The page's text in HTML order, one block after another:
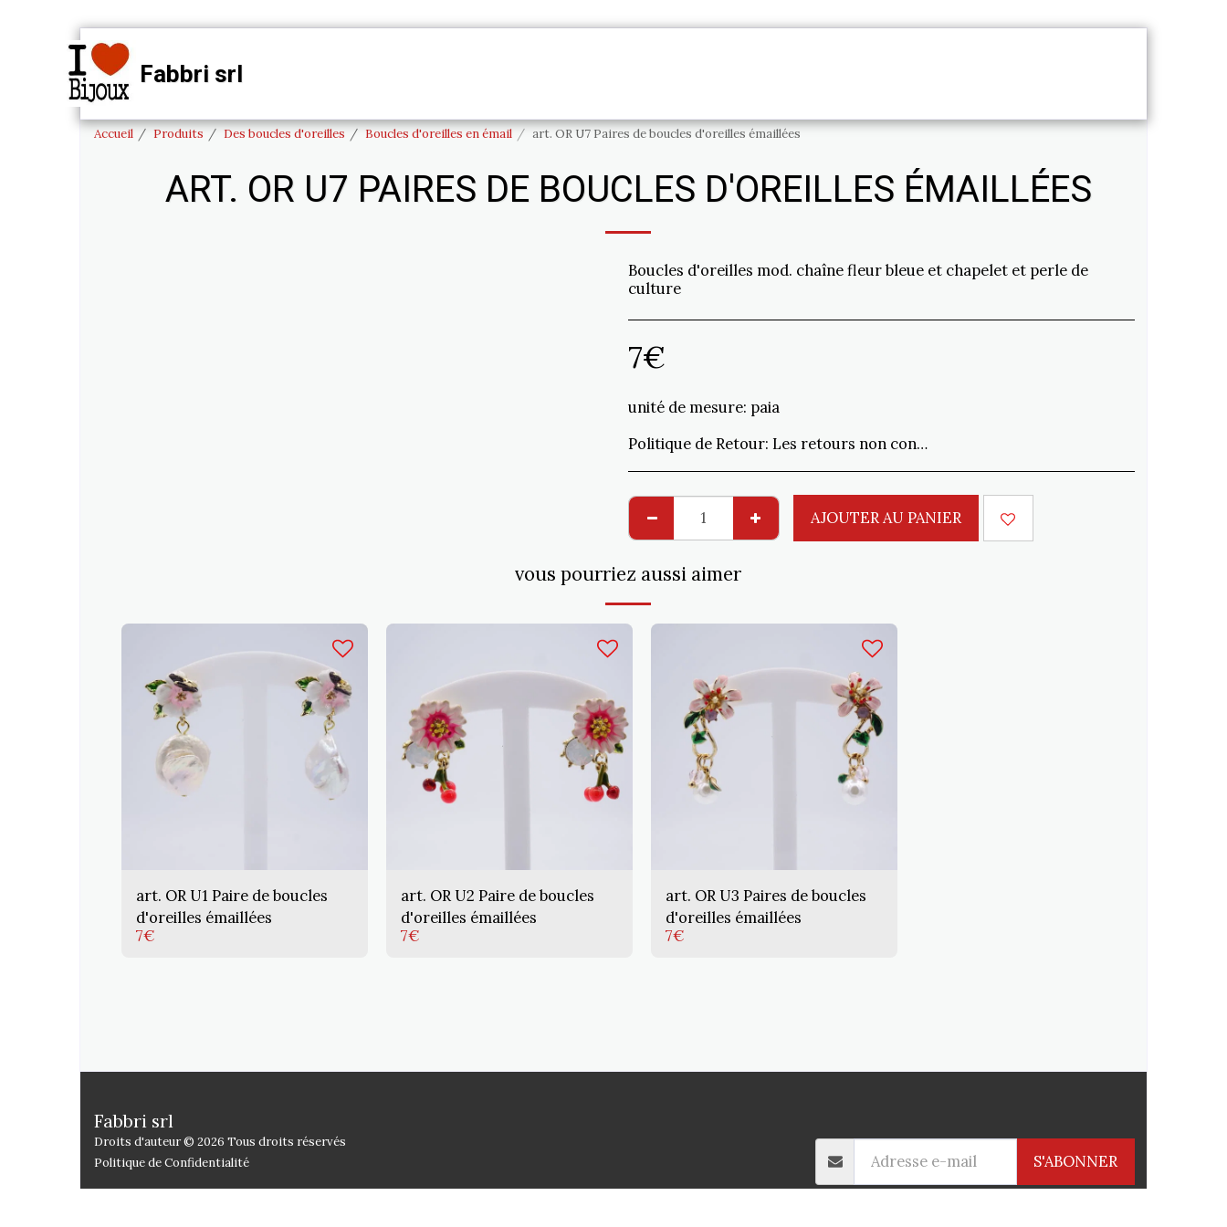
Fabbri srlACCUEIL
Accueil Produits Des boucles d'oreilles Boucles d'oreilles en émail art. OR U7 Paires de boucles d'oreilles émaillées
ART. OR U7 PAIRES DE BOUCLES D'OREILLES ÉMAILLÉES
Boucles d'oreilles mod. chaîne fleur bleue et chapelet et perle de
culture
7€
unité de mesure: paia
Politique de Retour: Les retours non conformes à la commande sont acceptés sous 15 jours. Expédition à la charge du client
AJOUTER AU PANIER
vous pourriez aussi aimer
art. OR U1 Paire de boucles
d'oreilles émaillées
7€
art. OR U2 Paire de boucles
d'oreilles émaillées
7€
art. OR U3 Paires de boucles
d'oreilles émaillées
7€
Fabbri srl
Droits d'auteur © 2026 Tous droits réservés
Politique de Confidentialité
S'ABONNER